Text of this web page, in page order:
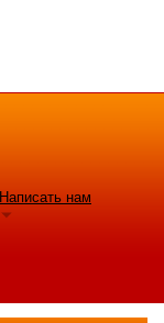
Написать нам